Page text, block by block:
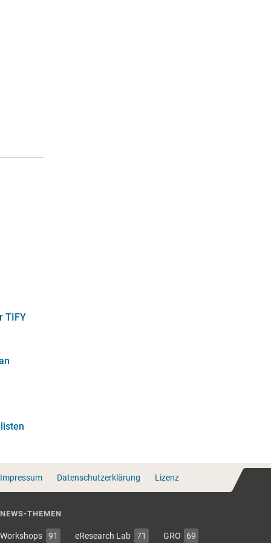
TIFY
Impressum Datenschutzerklärung Lizenz
NEWS-THEMEN
Workshops 91 eResearch Lab 71 GRO 69